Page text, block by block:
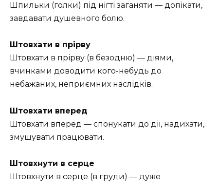
Шпильки (голки) під нігті заганяти — допікати,
завдавати душевного болю.
Штовхати в прірву
Штовхати в прірву (в безодню) — діями,
вчинками доводити кого-небудь до
небажаних, неприємних наслідків.
Штовхати вперед
Штовхати вперед — спонукати до дії, надихати,
змушувати працювати.
Штовхнути в серце
Штовхнути в серце (в груди) — дуже